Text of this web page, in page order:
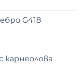
G418
карнеолова